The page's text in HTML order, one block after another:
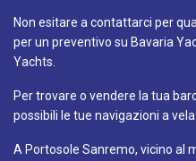
Non esitare a contattarci per
per un preventivo su Bavaria
Yachts.
Per trovare o vendere la tua
possibili le tue navigazioni a vela.
A Portosole Sanremo, vicino al